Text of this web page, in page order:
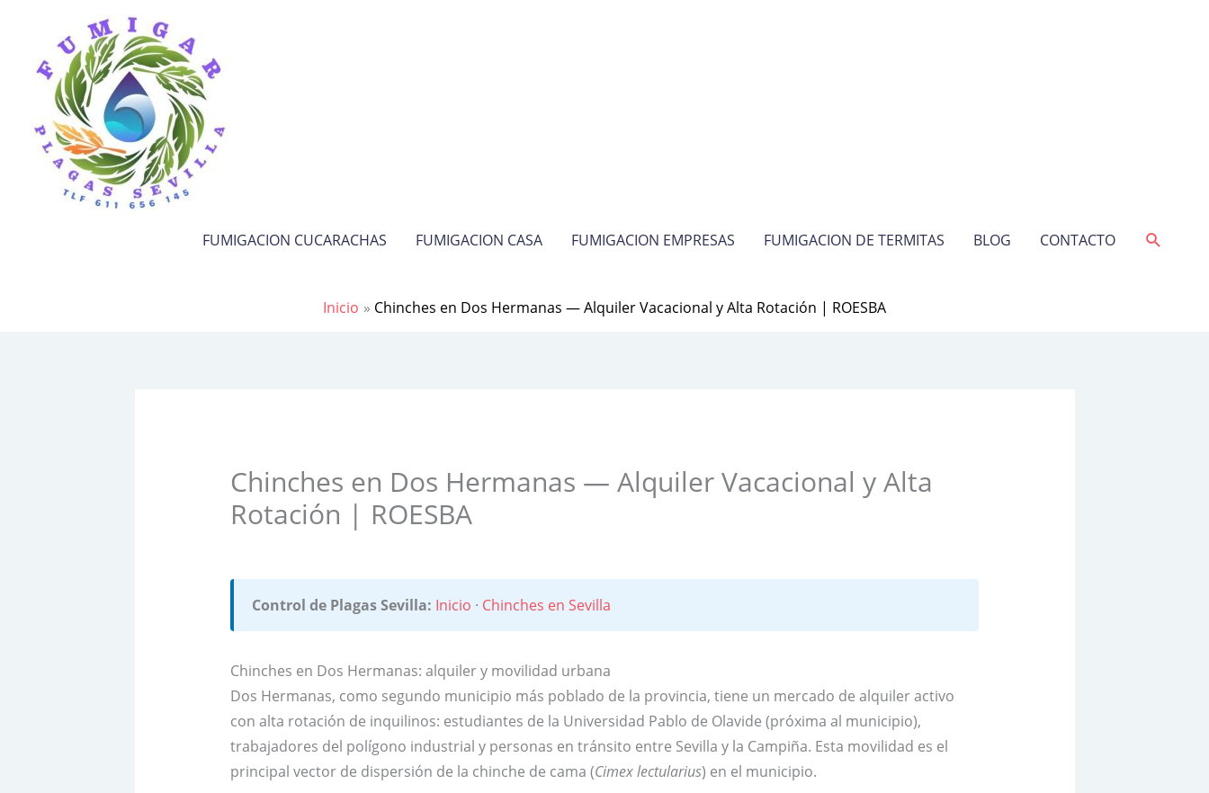
contenido
FUMIGACION CUCARACHAS FUMIGACION CASA FUMIGACION EMPRESAS FUMIGACION DE TERMITAS BLOG CONTACTO Buscar
Inicio Chinches en Dos Hermanas — Alquiler Vacacional y Alta Rotación | ROESBA
Chinches en Dos Hermanas — Alquiler Vacacional y Alta
Rotación | ROESBA
Control de Plagas Sevilla: Inicio · Chinches en Sevilla
Chinches en Dos Hermanas: alquiler y movilidad urbana
Dos Hermanas, como segundo municipio más poblado de la provincia, tiene un mercado de alquiler activo
con alta rotación de inquilinos: estudiantes de la Universidad Pablo de Olavide (próxima al municipio),
trabajadores del polígono industrial y personas en tránsito entre Sevilla y la Campiña. Esta movilidad es el
principal vector de dispersión de la chinche de cama (Cimex lectularius) en el municipio.